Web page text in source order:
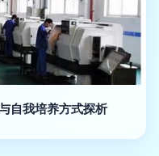
自我培养方式探析